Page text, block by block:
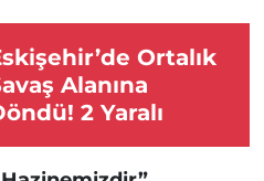
Ortalık
Alanına
2 Yaralı